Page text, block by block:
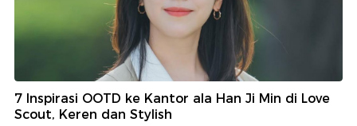
7 Inspirasi OOTD ke Kantor ala Han Ji Min di Love
Scout, Keren dan Stylish